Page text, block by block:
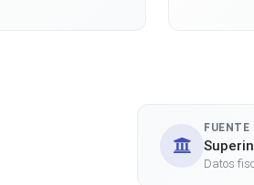
FUENTE
Datos